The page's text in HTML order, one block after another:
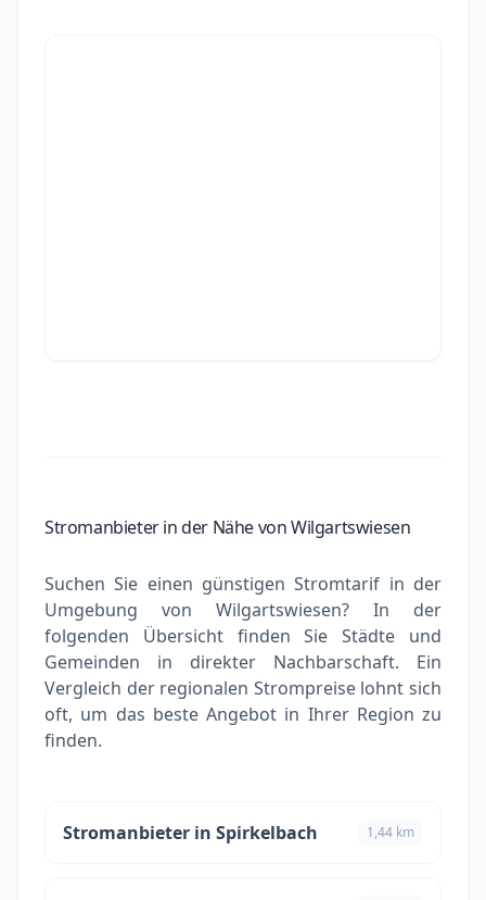
Stromanbieter in der Nähe von Wilgartswiesen
Suchen Sie einen günstigen Stromtarif in der
Umgebung von Wilgartswiesen? In der
folgenden Übersicht finden Sie Städte und
Gemeinden in direkter Nachbarschaft. Ein
Vergleich der regionalen Strompreise lohnt sich
oft, um das beste Angebot in Ihrer Region zu
finden.
Stromanbieter in Spirkelbach 1,44 km